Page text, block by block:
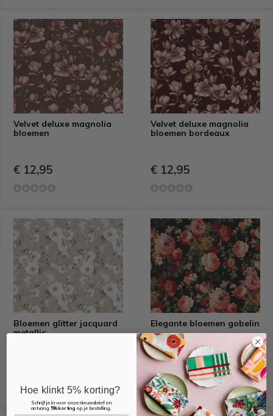
Velvet deluxe magnolia
bloemen
€ 12,95
Velvet deluxe magnolia
bloemen bordeaux
€ 12,95
Bloemen glitter jacquard
metallic
Elegante bloemen gobelin
€ 9,95
Hoe klinkt 5% korting?
Schrijf je in voor onze nieuwsbrief en
ontvang 5% kortingop je bestelling.